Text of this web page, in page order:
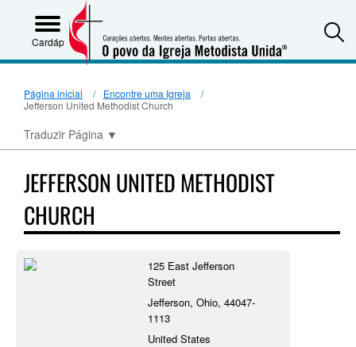
Cardápio
Página inicial
Encontre uma Igreja
Jefferson United Methodist Church
Traduzir Página ▼
JEFFERSON UNITED METHODIST
CHURCH
125 East Jefferson
Street
Jefferson, Ohio, 44047-
1113
United States